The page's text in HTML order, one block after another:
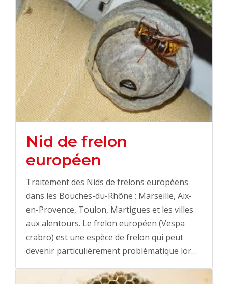
Nid de frelon
européen
Traitement des Nids de frelons européens
dans les Bouches-du-Rhône : Marseille, Aix-
en-Provence, Toulon, Martigues et les villes
aux alentours. Le frelon européen (Vespa
crabro) est une espèce de frelon qui peut
devenir particulièrement problématique lor…